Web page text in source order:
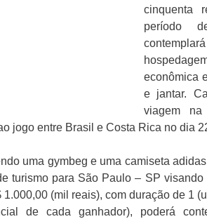
cinquenta
período
econômica
e jantar.
viagem na
jogo entre Brasil e Costa Rica no dia
uma gymbeg e uma camiseta
turismo para São Paulo – SP
(mil reais), com duração de 1
de cada ganhador), poderá